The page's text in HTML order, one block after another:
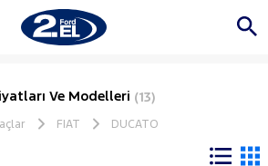
Ve Modelleri (13)
FIAT DUCATO